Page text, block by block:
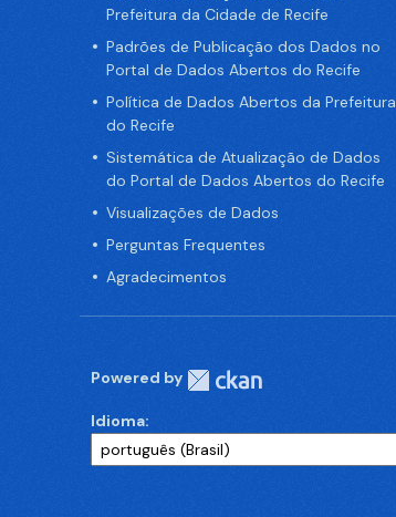
Prefeitura da Cidade de Recife
Padrões de Publicação dos Dados no
Portal de Dados Abertos do Recife
Política de Dados Abertos da Prefeitura
do Recife
Sistemática de Atualização de Dados
do Portal de Dados Abertos do Recife
Visualizações de Dados
Perguntas Frequentes
Agradecimentos
Powered by
Idioma